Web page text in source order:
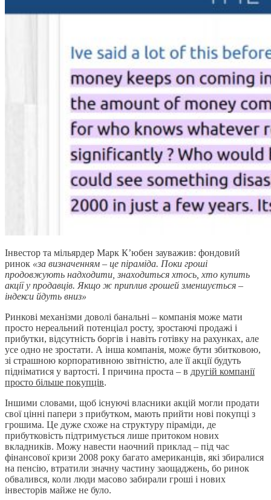
Інвестор та мільярдер Марк К’юбен зауважив: фондовий
ринок «за визначенням – це піраміда. Поки гроші
продовжують надходити, знаходиться хтось, хто купить
акції у продавців. Якщо ж приплив грошей зменшується –
індекси йдуть вниз»
Ринкові механізми доволі банальні – компанія може мати
просто нереальний потенціал росту, зростаючі продажі і
прибутки, відсутність боргів і навіть готівку на рахунках, але
усе одно не зростати. А інша компанія, може бути збитковою,
зі страшною корпоративною звітністю, але її акції будуть
підніматися у вартості. І причина проста – в другій компанії
просто більше покупців.
Іншими словами, щоб існуючі власники акцій могли продати
свої цінні папери з прибутком, мають прийти нові покупці з
грошима. Це дуже схоже на структуру піраміди, де
прибутковість підтримується лише притоком нових
вкладників. Можу навести наочний приклад – під час
фінансової кризи 2008 року багато американців, які збиралися
на пенсію, втратили значну частину заощаджень, бо ринок
обвалився, коли люди масово забирали гроші і нових
інвесторів майже не було.